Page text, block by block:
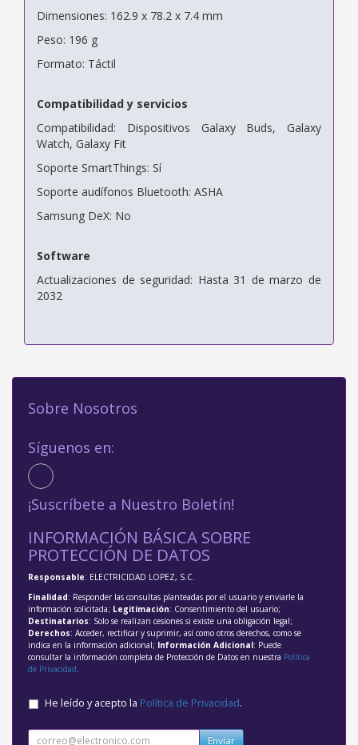
Dimensiones: 162.9 x 78.2 x 7.4 mm
Peso: 196 g
Formato: Táctil
Compatibilidad y servicios
Compatibilidad: Dispositivos Galaxy Buds, Galaxy
Watch, Galaxy Fit
Soporte SmartThings: Sí
Soporte audífonos Bluetooth: ASHA
Samsung DeX: No
Software
Actualizaciones de seguridad: Hasta 31 de marzo de
2032
Sobre Nosotros
Síguenos en:
¡Suscríbete a Nuestro Boletín!
INFORMACIÓN BÁSICA SOBRE
PROTECCIÓN DE DATOS
Responsable: ELECTRICIDAD LOPEZ, S.C.
Finalidad: Responder las consultas planteadas por el usuario y enviarle la
información solicitada; Legitimación: Consentimiento del usuario;
Destinatarios: Solo se realizan cesiones si existe una obligación legal;
Derechos: Acceder, rectificar y suprimir, así como otros derechos, como se
indica en la información adicional; Información Adicional: Puede
consultar la información completa de Protección de Datos en nuestra Política
de Privacidad
He leído y acepto la Política de Privacidad.
Enviar